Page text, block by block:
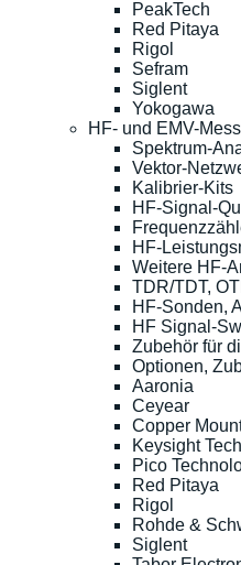
PeakTech
Red Pitaya
Rigol
Sefram
Siglent
Yokogawa
HF- und EMV-
Spektrum-
Vektor-
Kalibrier-Kits
HF-Signal-
HF-
Weitere HF-
TDR/TDT,
HF-Sonden,
HF Signal-
Zubehör für
Optionen,
Aaronia
Ceyear
Copper
Keysight
Pico
Red Pitaya
Rigol
Rohde &
Siglent